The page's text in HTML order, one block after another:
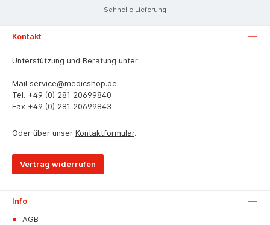
Schnelle Lieferung
Kontakt
Unterstützung und Beratung unter:
Mail service@medicshop.de
Tel. +49 (0) 281 20699840
Fax +49 (0) 281 20699843
Oder über unser Kontaktformular.
Vertrag widerrufen
Info
AGB